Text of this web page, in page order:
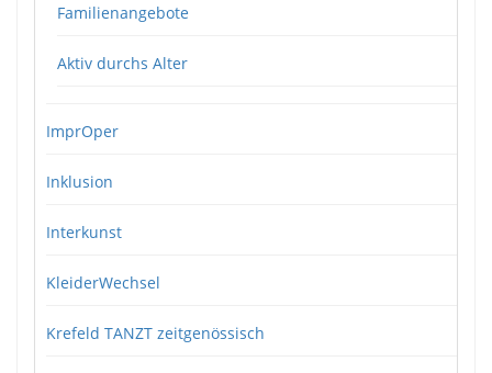
Familienangebote
Aktiv durchs Alter
ImprOper
Inklusion
Interkunst
KleiderWechsel
Krefeld TANZT zeitgenössisch